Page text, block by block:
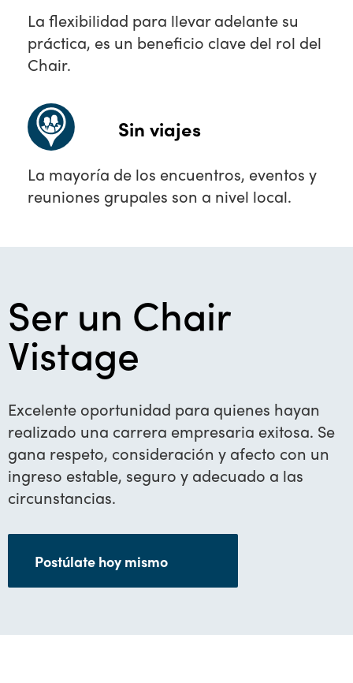
La flexibilidad para llevar adelante su
práctica, es un beneficio clave del rol del
Chair.
Sin viajes
La mayoría de los encuentros, eventos y
reuniones grupales son a nivel local.
Ser un Chair
Vistage
Excelente oportunidad para quienes hayan
realizado una carrera empresaria exitosa. Se
gana respeto, consideración y afecto con un
ingreso estable, seguro y adecuado a las
circunstancias.
Postúlate hoy mismo